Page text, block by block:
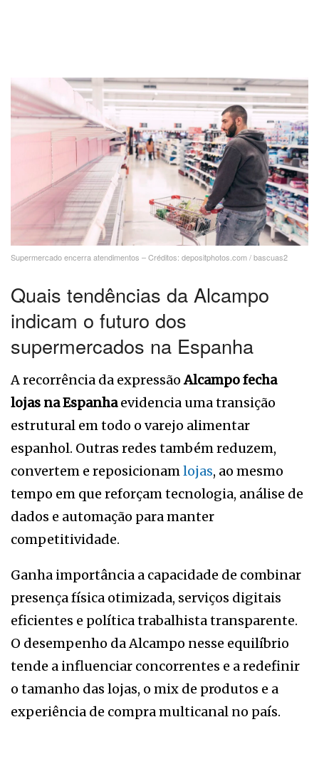
Supermercado encerra atendimentos – Créditos: depositphotos.com / bascuas2
Quais tendências da Alcampo
indicam o futuro dos
supermercados na Espanha
A recorrência da expressãoAlcampo fecha
lojas na Espanhaevidencia uma transição
estrutural em todo o varejo alimentar
espanhol. Outras redes também reduzem,
convertem e reposicionamlojas, ao mesmo
tempo em que reforçam tecnologia, análise de
dados e automação para manter
competitividade.
Ganha importância a capacidade de combinar
presença física otimizada, serviços digitais
eficientes e política trabalhista transparente.
O desempenho da Alcampo nesse equilíbrio
tende a influenciar concorrentes e a redefinir
o tamanho das lojas, o mix de produtos e a
experiência de compra multicanal no país.